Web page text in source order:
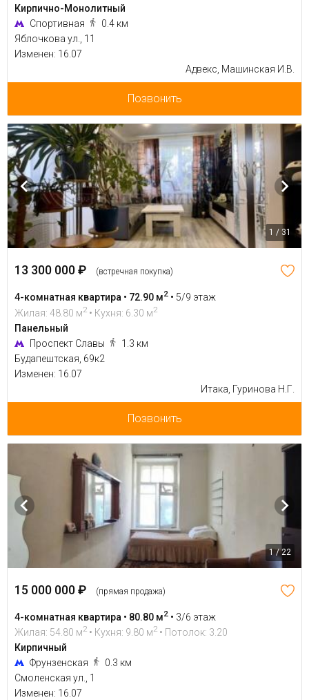
Кирпично-Монолитный
Спортивная
0.4 км
Яблочкова ул., 11
Изменен: 16.07
Адвекс, Машинская И.В.
Позвонить
1 / 31
13 300 000 ₽ (встречная покупка)
4-комнатная квартира • 72.90 м2 • 5/9 этаж
Жилая: 48.80 м2 • Кухня: 6.30 м2
Панельный
Проспект Славы
1.3 км
Будапештская, 69к2
Изменен: 16.07
Итака, Гуринова Н.Г.
Позвонить
1 / 22
15 000 000 ₽ (прямая продажа)
4-комнатная квартира • 80.80 м2 • 3/6 этаж
Жилая: 54.80 м2 • Кухня: 9.80 м2 • Потолок: 3.20
Кирпичный
Фрунзенская
0.3 км
Смоленская ул., 1
Изменен: 16.07